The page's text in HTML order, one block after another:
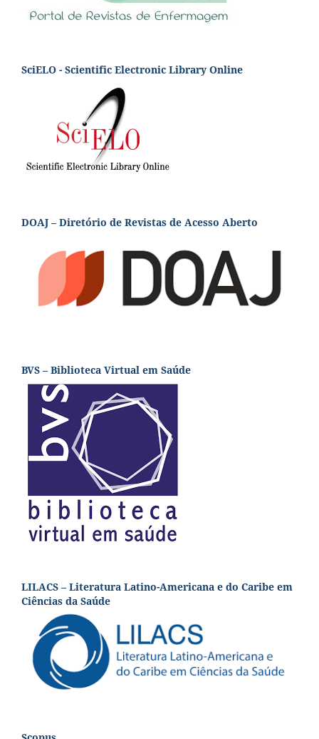
SciELO - Scientific Electronic Library Online
DOAJ – Diretório de Revistas de Acesso Aberto
BVS – Biblioteca Virtual em Saúde
LILACS – Literatura Latino-Americana e do Caribe em
Ciências da Saúde